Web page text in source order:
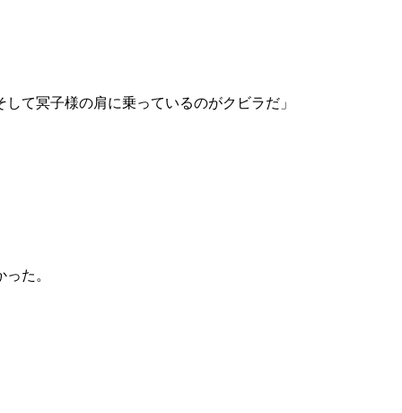
て冥子様の肩に乗っているのがクビラだ」
た。